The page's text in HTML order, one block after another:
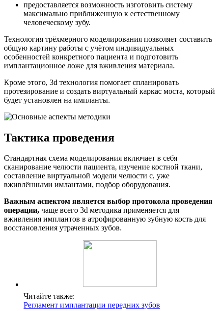
предоставляется возможность изготовить систему
максимально приближенную к естественному
человеческому зубу.
Технология трёхмерного моделирования позволяет составить
общую картину работы с учётом индивидуальных
особенностей конкретного пациента и подготовить
имплантационное ложе для вживления материала.
Кроме этого, 3d технология помогает спланировать
протезирование и создать виртуальный каркас моста, который
будет установлен на импланты.
Тактика проведения
Стандартная схема моделирования включает в себя
сканирование челюсти пациента, изучение костной ткани,
составление виртуальной модели челюсти с, уже
вживлёнными имлантами, подбор оборудования.
Важным аспектом является выбор протокола проведения
операции, чаще всего 3d методика применяется для
вживления имплантов в атрофированную зубную кость для
восстановления утраченных зубов.
Читайте также:
Регламент имплантации передних зубов